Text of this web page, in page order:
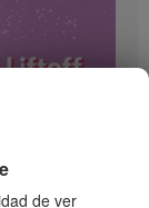
de ver